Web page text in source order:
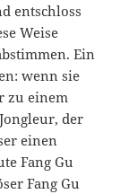
entschloss
Weise
Ein
wenn sie
zu einem
der
einen
Fang Gu
Fang Gu